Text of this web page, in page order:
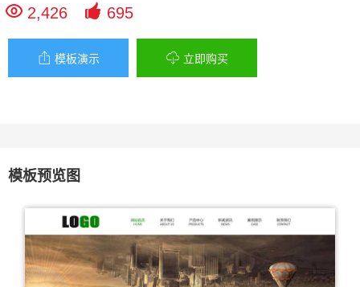
 2,426  695
 模板演示  立即购买
模板预览图